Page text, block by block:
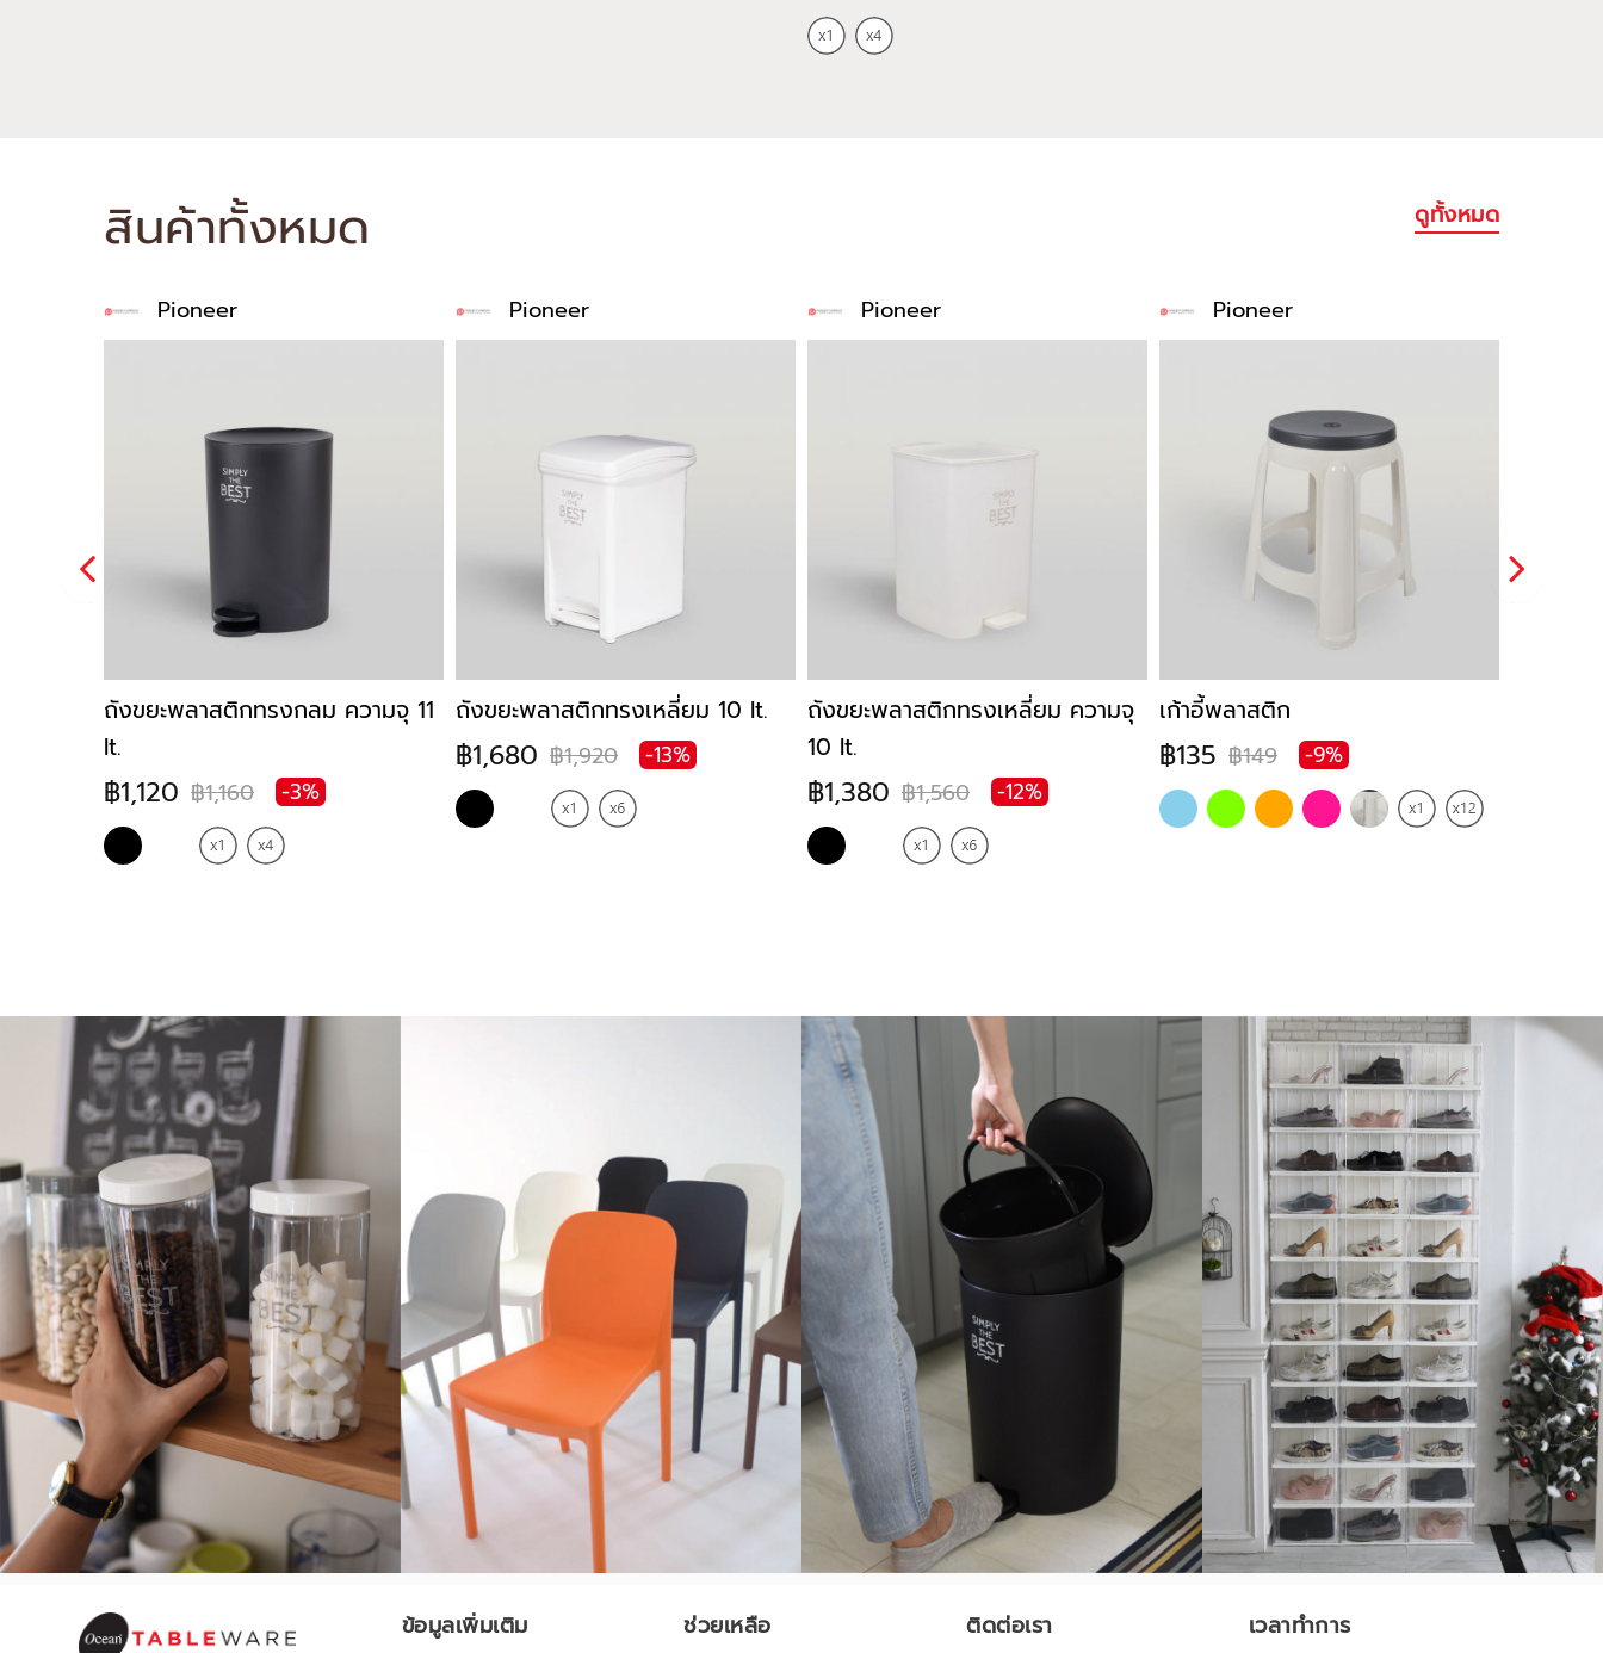
สินค้าทั้งหมด ดูทั้งหมด
Pioneer
ถังขยะพลาสติกทรงกลม ความจุ 11
lt.
฿1,120 ฿1,160 -3%
Pioneer
ถังขยะพลาสติกทรงเหลี่ยม 10 lt.
฿1,680 ฿1,920 -13%
Pioneer
ถังขยะพลาสติกทรงเหลี่ยม ความจุ
10 lt.
฿1,380 ฿1,560 -12%
Pioneer
เก้าอี้พลาสติก
฿135 ฿149 -9%
ข้อมูลเพิ่มเติม ช่วยเหลือ ติดต่อเรา เวลาทำการ